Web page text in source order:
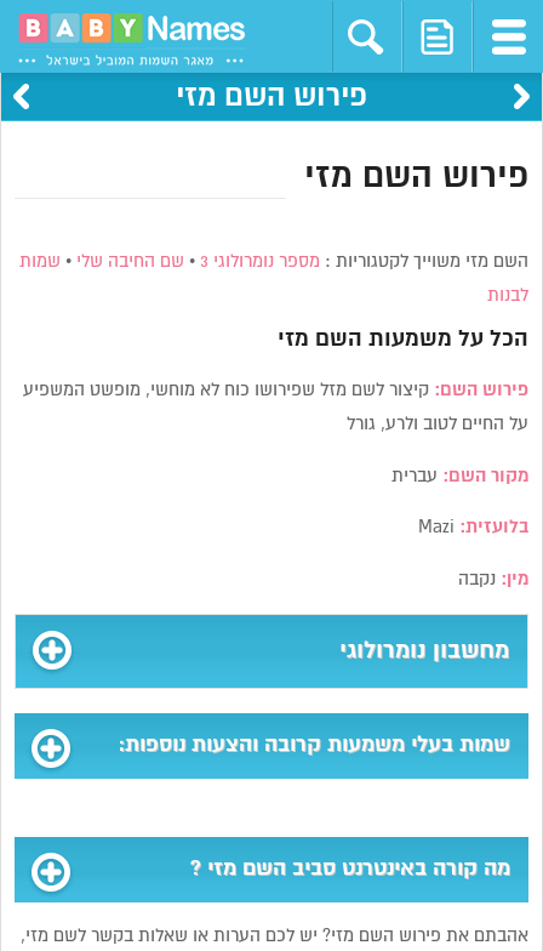
פירוש השם מזי
פירוש השם מזי
השם מזי משוייך לקטגוריות : מספר נומרולוגי 3 • שם החיבה שלי • שמות
לבנות
הכל על משמעות השם מזי
פירוש השם: קיצור לשם מזל שפירושו כוח לא מוחשי, מופשט המשפיע
על החיים לטוב ולרע, גורל
מקור השם: עברית
בלועזית:
מין: נקבה
מחשבון נומרולוגי
שמות בעלי משמעות קרובה והצעות נוספות:
מה קורה באינטרנט סביב השם מזי ?
אהבתם את פירוש השם מזי? יש לכם הערות או שאלות בקשר לשם מזי,